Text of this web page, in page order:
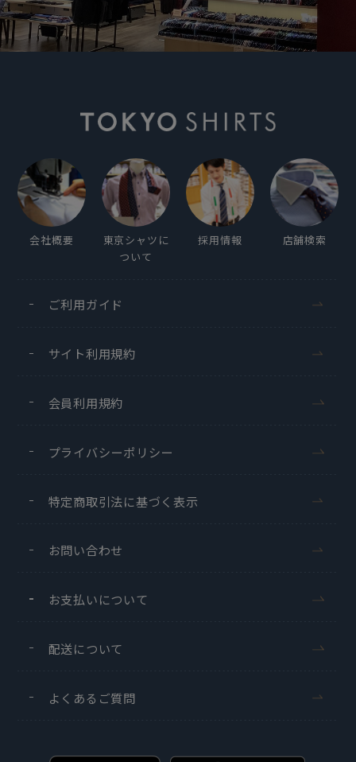
会社概要
東京シャツに
ついて
採用情報 店舗検索
ご利用ガイド
サイト利用規約
会員利用規約
プライバシーポリシー
特定商取引法に基づく表示
お問い合わせ
お支払いについて
配送について
よくあるご質問